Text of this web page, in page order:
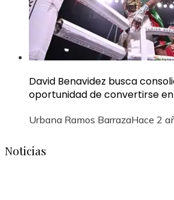
David Benavidez busca
oportunidad de convertirse
Urbana Ramos BarrazaHace 2
Noticias